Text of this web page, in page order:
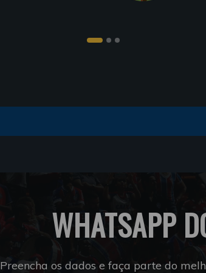
WHATSAPP
Preencha os dados e faça parte do